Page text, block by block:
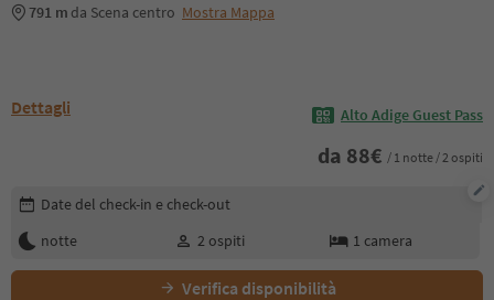
791 m da Scena centro Mostra Mappa
Dettagli Alto Adige Guest Pass
da 88€ / 1 notte / 2 ospiti
Modifica i dettagli della prenotazione
Date del check-in e check-out
notte
2 ospiti 1 camera
Verifica disponibilità